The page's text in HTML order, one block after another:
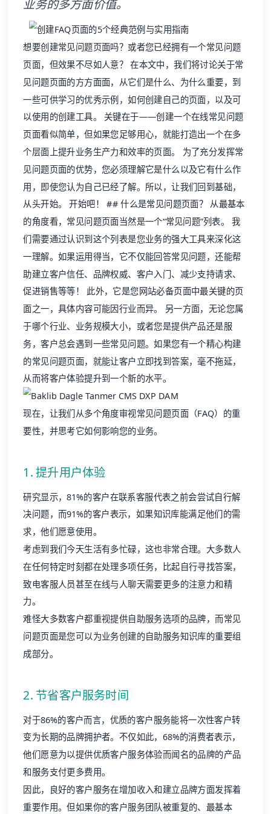
业务的多方面价值。
想要创建常见问题页面吗？或者您已经拥有一个常见问题
页面，但效果不尽如人意？ 在本文中，我们将讨论关于常
见问题页面的方方面面，从它们是什么、为什么重要，到
一些可供学习的优秀示例，如何创建自己的页面，以及可
以使用的创建工具。 关键在于——创建一个在线常见问题
页面看似简单，但如果您足够用心，就能打造出一个在多
个层面上提升业务生产力和效率的页面。 为了充分发挥常
见问题页面的优势，您必须理解它是什么以及它有什么作
用，即使您认为自己已经了解。所以，让我们回到基础，
从头开始。 开始吧！ ## 什么是常见问题页面？ 从最基本
的角度看，常见问题页面当然是一个“常见问题”列表。 我
们需要通过认识到这个列表是您业务的强大工具来深化这
一理解。如果运用得当，它不仅能回答常见问题，还能帮
助建立客户信任、品牌权威、 客户入门、 减少支持请求、
促进销售等等！ 此外，它是您网站必备页面中最关键的页
面之一，具体内容可能因行业而异。 另一方面，无论您属
于哪个行业、业务规模大小，或者您是提供产品还是服
务，客户总会遇到一些常见问题。如果您有一个精心构建
的常见问题页面，就能让客户立即找到答案，毫不拖延，
从而将客户体验提升到一个新的水平。
现在，让我们从多个角度审视常见问题页面（FAQ）的重
要性，并思考它如何影响您的业务。
1. 提升用户体验
研究显示，81%的客户在联系客服代表之前会尝试自行解
决问题，而91%的客户表示，如果知识库能满足他们的需
求，他们愿意使用。
考虑到我们今天生活有多忙碌，这也非常合理。大多数人
在任何特定时刻都在处理多项任务，比起自行寻找答案，
致电客服人员甚至在线与人聊天需要更多的注意力和精
力。
难怪大多数客户都重视提供自助服务选项的品牌，而常见
问题页面是您可以为业务创建的自助服务知识库的重要组
成部分。
2. 节省客户服务时间
对于86%的客户而言，优质的客户服务能将一次性客户转
变为长期的品牌拥护者。不仅如此， 68%的消费者表示，
他们愿意为以提供优质客户服务体验而闻名的品牌的产品
和服务支付更多费用。
因此，良好的客户服务在增加收入和建立品牌方面发挥着
重要作用。但如果你的客户服务团队被重复的、最基本